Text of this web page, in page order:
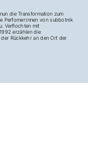
die Transformation zum
Perfomer:innen von subbotnik
Verflochten mit
erzählen die
Rückkehr an den Ort der